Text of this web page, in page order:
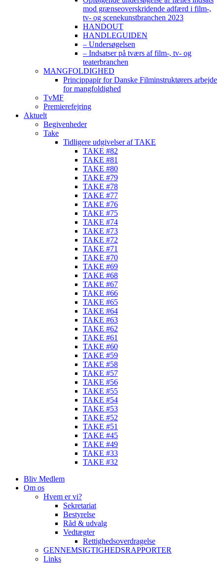
mod grænseoverskridende adfærd i film-,
tv- og scenekunstbranchen 2023
HANDOUT
HANDLEGUIDEN
– Undersøgelsen
– Indsatser på tværs af film-, tv- og
teaterbranchen
MANGFOLDIGHED
Princippapir for Danske Filminstruktørers arbejde
for mangfoldighed
TvMF
Premierefejring
Aktuelt
Begivenheder
Take
Tidligere udgivelser af TAKE
TAKE #82
TAKE #81
TAKE #80
TAKE #79
TAKE #78
TAKE #77
TAKE #76
TAKE #75
TAKE #74
TAKE #73
TAKE #72
TAKE #71
TAKE #70
TAKE #69
TAKE #68
TAKE #67
TAKE #66
TAKE #65
TAKE #64
TAKE #63
TAKE #62
TAKE #61
TAKE #60
TAKE #59
TAKE #58
TAKE #57
TAKE #56
TAKE #55
TAKE #54
TAKE #53
TAKE #52
TAKE #51
TAKE #45
TAKE #49
TAKE #33
TAKE #32
Bliv Medlem
Om os
Hvem er vi?
Sekretariat
Bestyrelse
Råd & udvalg
Vedtægter
Rettighedsoverdragelse
GENNEMSIGTIGHEDSRAPPORTER
Links